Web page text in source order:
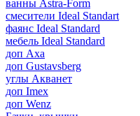
ванны Astra-Form
смесители Ideal Standart
фаянс Ideal Standard
мебель Ideal Standard
доп Axa
доп Gustavsberg
углы Акванет
доп Imex
доп Wenz